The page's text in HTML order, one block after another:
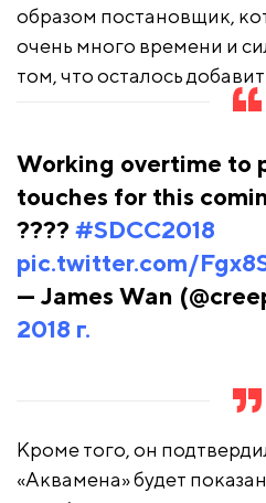
образом постановщик,
очень много времени и
том, что осталось
Working overtime to
touches for this
???? #SDCC2018
pic.twitter.com/
— James Wan
2018 г.
Кроме того, он
«Аквамена» будет